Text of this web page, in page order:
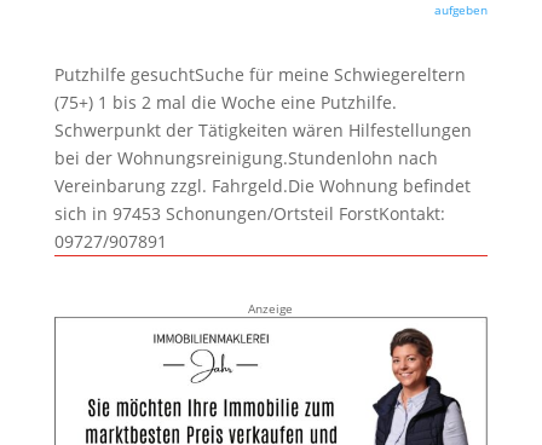
aufgeben
Putzhilfe gesuchtSuche für meine Schwiegereltern
(75+) 1 bis 2 mal die Woche eine Putzhilfe.
Schwerpunkt der Tätigkeiten wären Hilfestellungen
bei der Wohnungsreinigung.Stundenlohn nach
Vereinbarung zzgl. Fahrgeld.Die Wohnung befindet
sich in 97453 Schonungen/Ortsteil ForstKontakt:
09727/907891
Anzeige